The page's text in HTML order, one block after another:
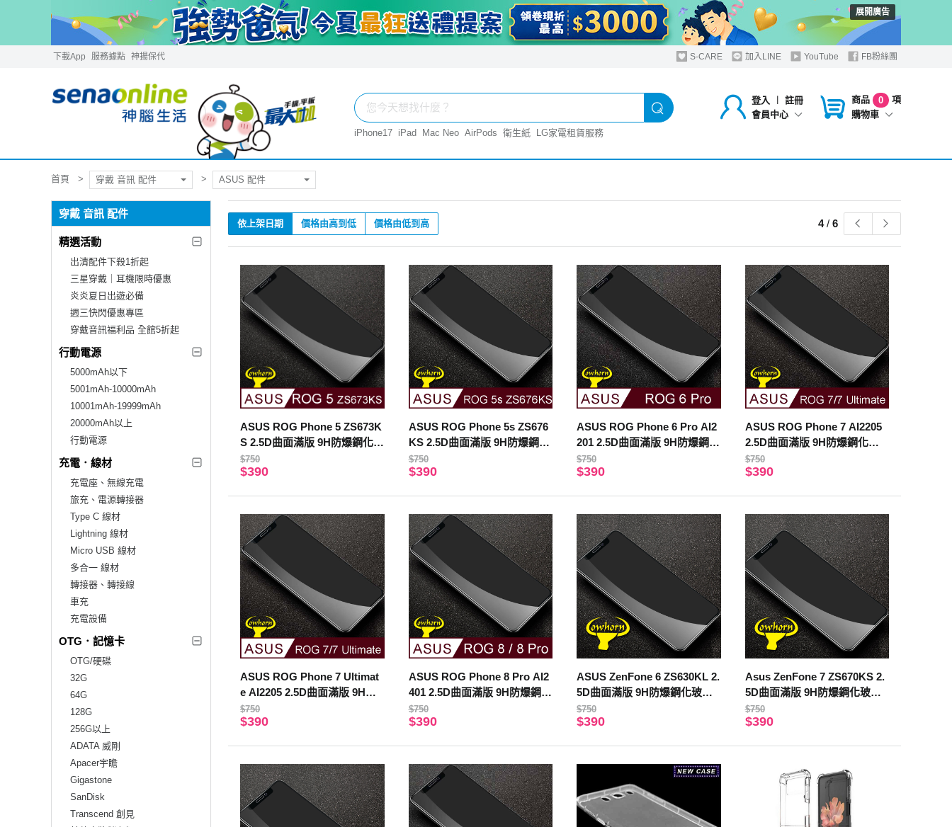
展開廣告
下載App 服務據點 神揚保代 S-CARE 加入LINE YouTube FB粉絲團
登入 ︱
註冊
會員中心
商品 0
項
購物車
iPhone17 iPad Mac Neo AirPods 衛生紙 LG家電租賃服務
首頁 穿戴 音訊 配件 ASUS 配件
穿戴 音訊 配件
精選活動
出清配件下殺1折起
三星穿戴｜耳機限時優惠
炎炎夏日出遊必備
週三快閃優惠專區
穿戴音訊福利品 全館5折起
行動電源
5000mAh以下
5001mAh-10000mAh
10001mAh-19999mAh
20000mAh以上
行動電源
充電．線材
充電座、無線充電
旅充、電源轉接器
Type C 線材
Lightning 線材
Micro USB 線材
多合一 線材
轉接器、轉接線
車充
充電設備
OTG．記憶卡
OTG/硬碟
32G
64G
128G
256G以上
ADATA 威剛
Apacer宇瞻
Gigastone
SanDisk
Transcend 創見
依上架日期 價格由高到低 價格由低到高 4/ 6
ASUS ROG Phone 5 ZS673K
S 2.5D曲面滿版 9H防爆鋼化玻
璃保護貼 黑色
$750
$390
ASUS ROG Phone 5s ZS676
KS 2.5D曲面滿版 9H防爆鋼化
玻璃保護貼 黑色
$750
$390
ASUS ROG Phone 6 Pro AI2
201 2.5D曲面滿版 9H防爆鋼化
玻璃保護貼 黑色
$750
$390
ASUS ROG Phone 7 AI2205
2.5D曲面滿版 9H防爆鋼化玻
璃保護貼 黑色
$750
$390
ASUS ROG Phone 7 Ultimat
e AI2205 2.5D曲面滿版 9H防
爆鋼化玻璃保護貼 黑色
$750
$390
ASUS ROG Phone 8 Pro AI2
401 2.5D曲面滿版 9H防爆鋼化
玻璃保護貼 黑色
$750
$390
ASUS ZenFone 6 ZS630KL 2.
5D曲面滿版 9H防爆鋼化玻璃
保護貼 (黑色)
$750
$390
Asus ZenFone 7 ZS670KS 2.
5D曲面滿版 9H防爆鋼化玻璃
保護貼 黑色
$750
$390